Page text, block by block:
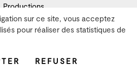
sur ce site, vous acceptez
pour réaliser des statistiques de
REFUSER
Productions
Résidence
Recherche
Archives